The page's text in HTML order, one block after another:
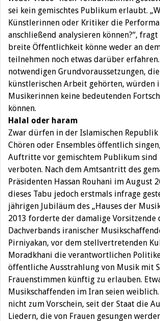
sei kein gemischtes Publikum erlaubt.
Künstlerinnen oder Kritiker die
anschließend analysieren können?“,
breite Öffentlichkeit könne weder an
teilnehmen noch etwas darüber erfahren.
notwendigen Grundvoraussetzungen,
künstlerischen Arbeit gehörten, würden
Musikerinnen keine bedeutenden
können.
Halal oder haram
Zwar dürfen in der Islamischen
Chören oder Ensembles öffentlich
Auftritte vor gemischtem Publikum sind
verboten. Nach dem Amtsantritt des
Präsidenten Hassan Rouhani im August
dieses Tabu jedoch erstmals infrage
jährigen Jubiläum des „Hauses der
2013 forderte der damalige Vorsitzende
Dachverbands iranischer
Pirniyakan, vor dem stellvertretenden
Moradkhani die verantwortlichen
öffentliche Ausstrahlung von Musik mit
Frauenstimmen künftig zu erlauben.
Musikschaffenden im Iran seien
nicht zum Vorschein, seit der Staat die
Liedern, die von Frauen gesungen